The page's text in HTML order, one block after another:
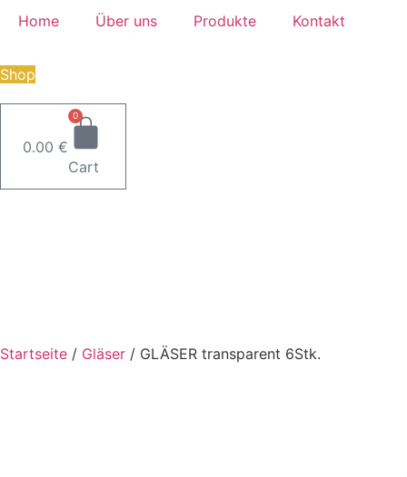
Inhalt
Home Über uns Produkte Kontakt
Shop
0.00 €
0
Cart
Startseite / Gläser / GLÄSER transparent 6Stk.